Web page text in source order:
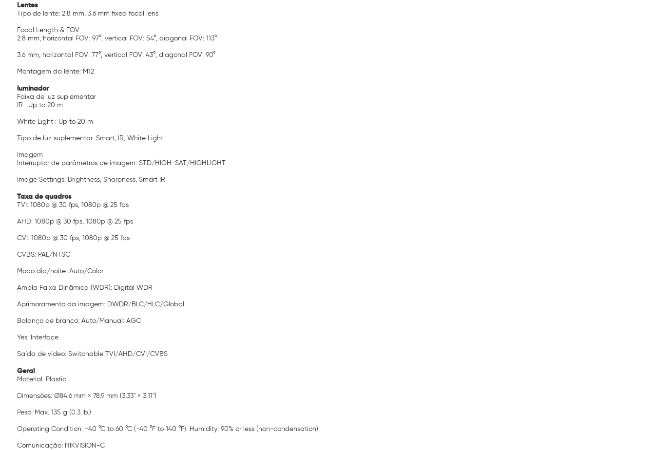
Lentes
Tipo de lente: 2.8 mm, 3.6 mm fixed focal lens
Focal Length & FOV
2.8 mm, horizontal FOV: 97°, vertical FOV: 54°, diagonal FOV: 113°
3.6 mm, horizontal FOV: 77°, vertical FOV: 43°, diagonal FOV: 90°
Montagem da lente: M12
luminador
Faixa de luz suplementar
IR : Up to 20 m
White Light : Up to 20 m
Tipo de luz suplementar: Smart, IR, White Light
Imagem
Interruptor de parâmetros de imagem: STD/HIGH-SAT/HIGHLIGHT
Image Settings: Brightness, Sharpness, Smart IR
Taxa de quadros
TVI: 1080p @ 30 fps, 1080p @ 25 fps
AHD: 1080p @ 30 fps, 1080p @ 25 fps
CVI: 1080p @ 30 fps, 1080p @ 25 fps
CVBS: PAL/NTSC
Modo dia/noite: Auto/Color
Ampla Faixa Dinâmica (WDR): Digital WDR
Aprimoramento da imagem: DWDR/BLC/HLC/Global
Balanço de branco: Auto/Manual: AGC
Yes: Interface
Saída de vídeo: Switchable TVI/AHD/CVI/CVBS
Geral
Material: Plastic
Dimensões: Ø84.6 mm × 78.9 mm (3.33'' × 3.11'')
Peso: Max. 135 g (0.3 lb.)
Operating Condition: -40 °C to 60 °C (-40 °F to 140 °F). Humidity: 90% or less (non-condensation)
Comunicação: HIKVISION-C